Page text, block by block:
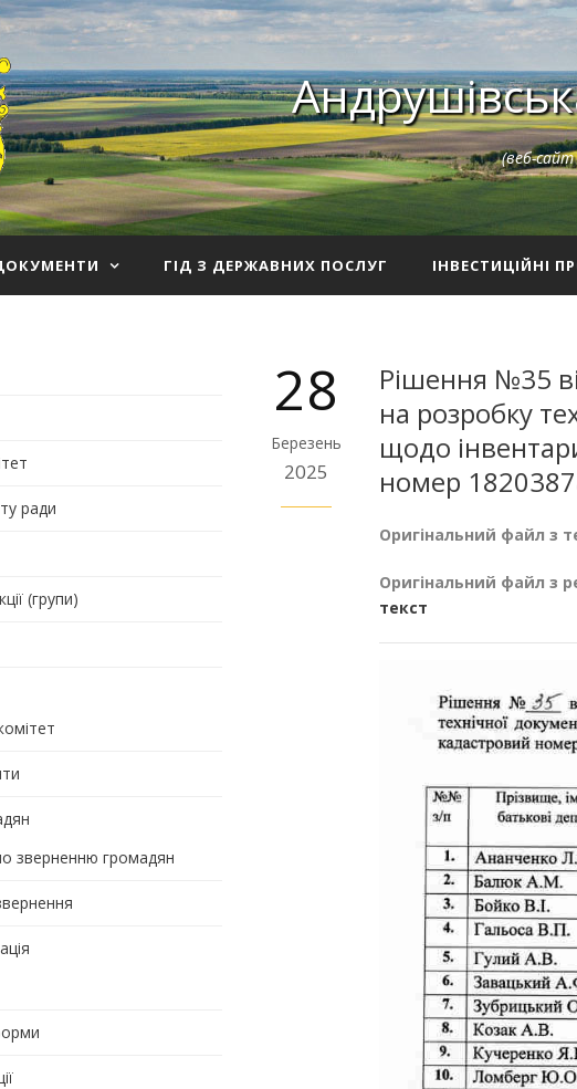
(веб-сайт
ГІД З ДЕРЖАВНИХ ПОСЛУГ ІНВЕСТИЦІЙНІ
28
Березень
2025
Рішення №35
на розробку
щодо
номер
Оригінальний файл з
Оригінальний файл з
текст
ради
(групи)
зверненню громадян